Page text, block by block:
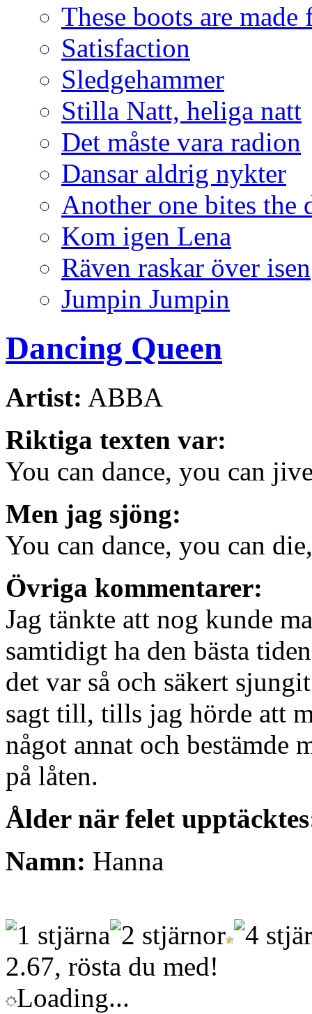
These boots are
Satisfaction
Sledgehammer
Stilla Natt, heliga natt
Det måste vara radion
Dansar aldrig nykter
Another one bites the
Kom igen Lena
Räven raskar över isen
Jumpin Jumpin
Dancing Queen
Artist: ABBA
Riktiga texten var:
You can dance, you can
Men jag sjöng:
You can dance, you can
Övriga kommentarer:
Jag tänkte att nog kunde
samtidigt ha den bästa
det var så och säkert
sagt till, tills jag hörde att
något annat och bestämde
på låten.
Ålder när felet
Namn: Hanna
2.67, rösta du med!
Loading...